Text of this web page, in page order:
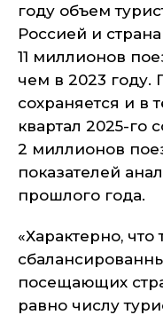
году объем
Россией и
11 миллионов
чем в 2023 году.
сохраняется и в
квартал 2025-го
2 миллионов
показателей
прошлого года.
«Характерно, что
посещающих
равно числу